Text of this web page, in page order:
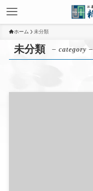
ホーム 未分類
未分類 – category –